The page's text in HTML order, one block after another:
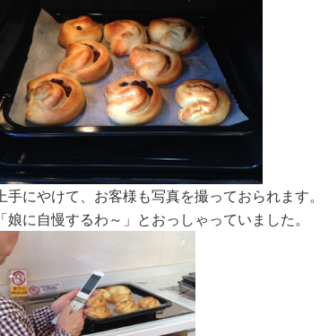
上手にやけて、お客様も写真を撮っておられます。
「娘に自慢するわ～」とおっしゃっていました。